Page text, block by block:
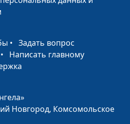
спорта
инструктор ЗОЖ, мастер
Павел Меженин,
инструктор ЗОЖ, мастер
• Задать вопрос
• Написать главному
Новгород, Комсомольское